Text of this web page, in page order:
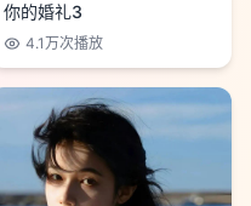
你的婚礼3
4.1万次播放